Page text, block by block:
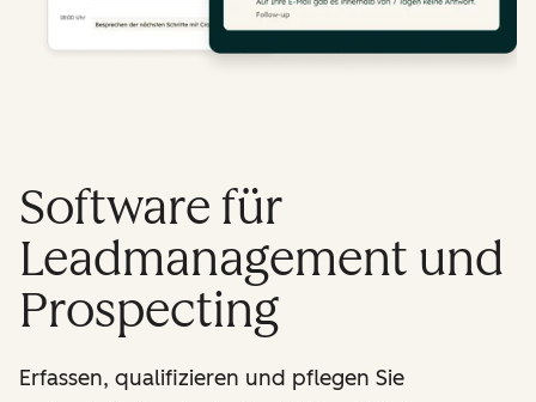
Software für
Leadmanagement und
Prospecting
Erfassen, qualifizieren und pflegen Sie